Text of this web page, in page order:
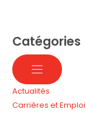
Catégories
Actualités
Carrières et Emploi